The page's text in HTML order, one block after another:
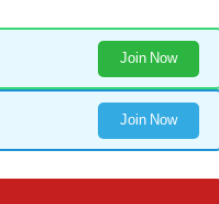
Join Now
Join Now